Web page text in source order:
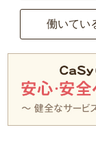
働いてい